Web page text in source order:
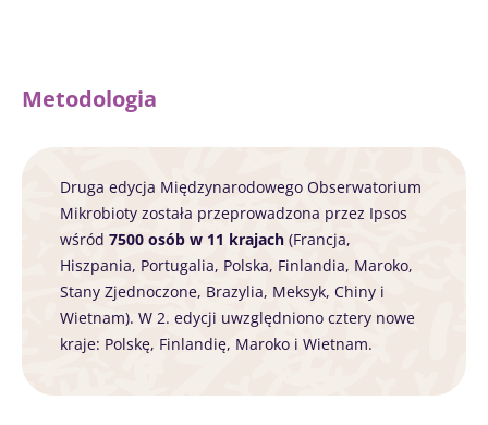
Metodologia
Druga edycja Międzynarodowego Obserwatorium
Mikrobioty została przeprowadzona przez Ipsos
wśród 7500 osób w 11 krajach (Francja,
Hiszpania, Portugalia, Polska, Finlandia, Maroko,
Stany Zjednoczone, Brazylia, Meksyk, Chiny i
Wietnam). W 2. edycji uwzględniono cztery nowe
kraje: Polskę, Finlandię, Maroko i Wietnam.